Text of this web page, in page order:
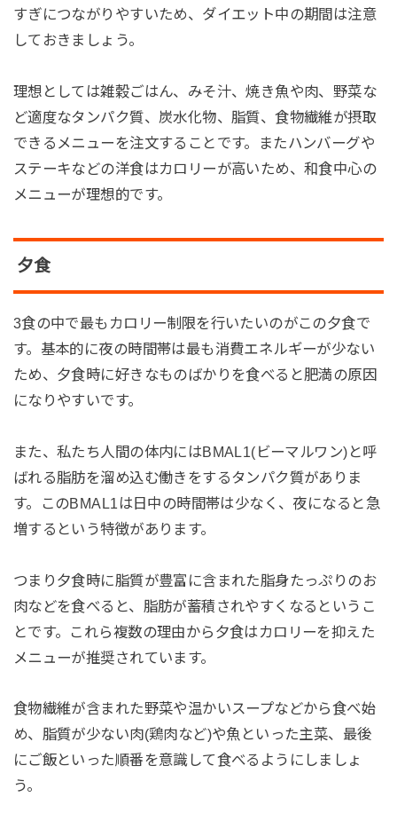
すぎにつながりやすいため、ダイエット中の期間は注意
しておきましょう。
理想としては雑穀ごはん、みそ汁、焼き魚や肉、野菜な
ど適度なタンパク質、炭水化物、脂質、食物繊維が摂取
できるメニューを注文することです。またハンバーグや
ステーキなどの洋食はカロリーが高いため、和食中心の
メニューが理想的です。
夕食
3食の中で最もカロリー制限を行いたいのがこの夕食で
す。基本的に夜の時間帯は最も消費エネルギーが少ない
ため、夕食時に好きなものばかりを食べると肥満の原因
になりやすいです。
また、私たち人間の体内にはBMAL1(ビーマルワン)と呼
ばれる脂肪を溜め込む働きをするタンパク質がありま
す。このBMAL1は日中の時間帯は少なく、夜になると急
増するという特徴があります。
つまり夕食時に脂質が豊富に含まれた脂身たっぷりのお
肉などを食べると、脂肪が蓄積されやすくなるというこ
とです。これら複数の理由から夕食はカロリーを抑えた
メニューが推奨されています。
食物繊維が含まれた野菜や温かいスープなどから食べ始
め、脂質が少ない肉(鶏肉など)や魚といった主菜、最後
にご飯といった順番を意識して食べるようにしましょ
う。